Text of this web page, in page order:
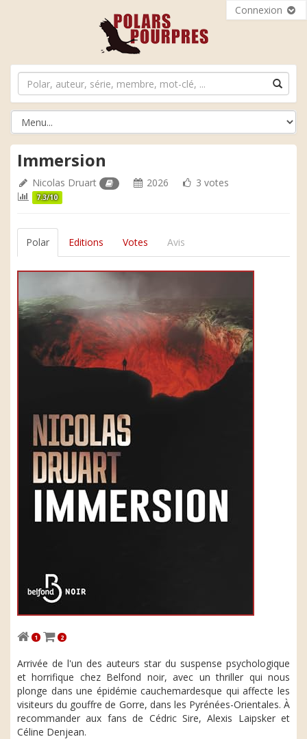
Connexion
Immersion
Nicolas Druart 2026 3 votes
7.3/10
Polar Editions Votes Avis
1 2
Arrivée de l'un des auteurs star du suspense psychologique
et horrifique chez Belfond noir, avec un thriller qui nous
plonge dans une épidémie cauchemardesque qui affecte les
visiteurs du gouffre de Gorre, dans les Pyrénées-Orientales. À
recommander aux fans de Cédric Sire, Alexis Laipsker et
Céline Denjean.